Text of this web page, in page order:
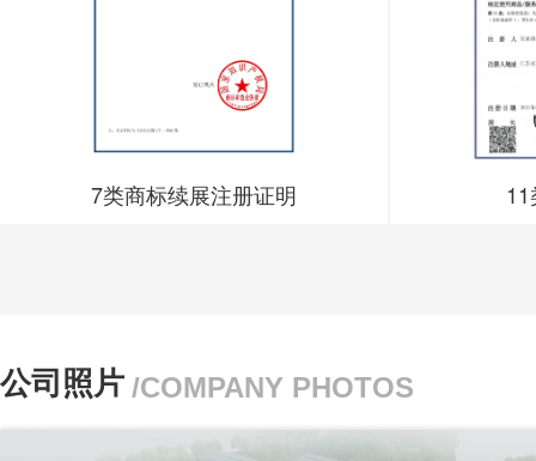
7类商标续展注册证明
公司照片 /COMPANY PHOTOS